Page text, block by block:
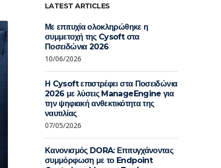
LATEST ARTICLES
Με επιτυχία ολοκληρώθηκε η
συμμετοχή της Cysoft στα
Ποσειδώνια 2026
10/06/2026
Η Cysoft επιστρέφει στα Ποσειδώνια
2026 με λύσεις ManageEngine για
την ψηφιακή ανθεκτικότητα της
ναυτιλίας
07/05/2026
Κανονισμός DORA: Επιτυγχάνοντας
συμμόρφωση με το Endpoint